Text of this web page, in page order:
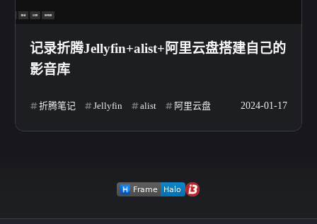
记录折腾Jellyfin+alist+阿里云盘搭建自己的
影音库
折腾笔记 Jellyfin alist 阿里云盘 2024-01-17